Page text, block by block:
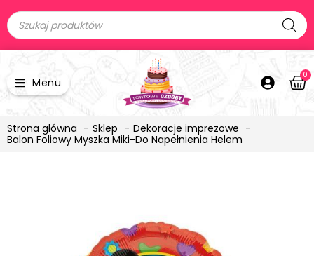
Menu
0
Strona główna Sklep
Dekoracje imprezowe
Balon Foliowy Myszka Miki-Do Napełnienia Helem